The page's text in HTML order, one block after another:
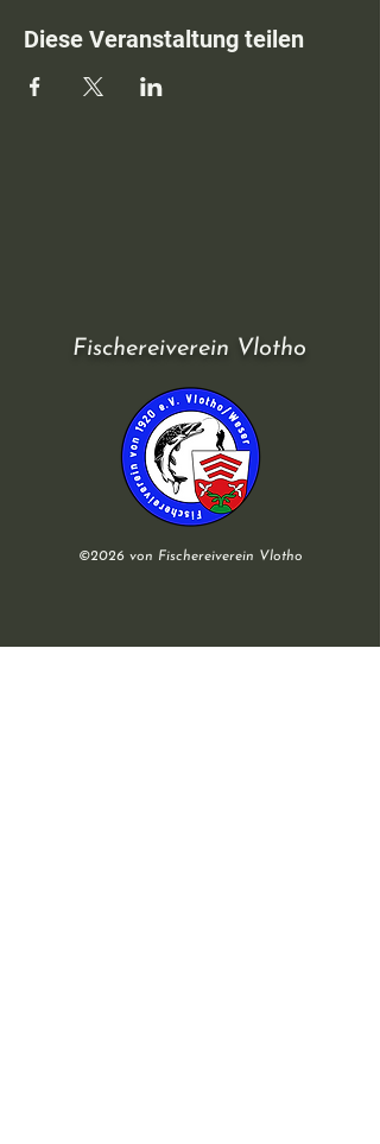
Diese Veranstaltung teilen
Fischereiverein Vlotho
©2026 von Fischereiverein Vlotho